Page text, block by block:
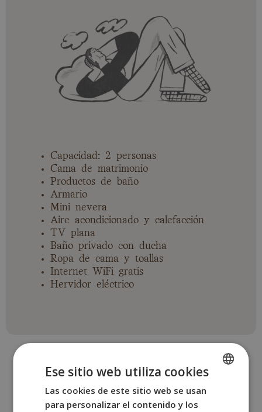
Capacidad: 2 personas
Cama de matrimonio
Productos de baño
Armario
Mini nevera
Aire acondicionado y calefacción
TV plana
Baño privado con ducha
Ropa de cama y toallas
Internet WiFi gratis
Hervidor eléctrico
OTRAS HABITACIONES
SPANISH
Ese sitio web utiliza cookies
Las cookies de este sitio web se usan
para personalizar el contenido y los